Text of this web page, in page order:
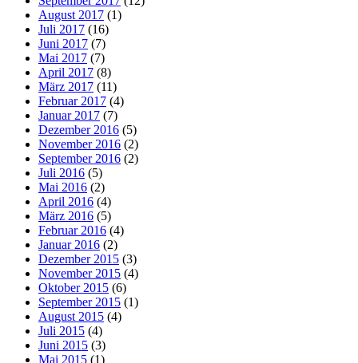
August 2017 (1)
Juli 2017 (16)
Juni 2017 (7)
Mai 2017 (7)
April 2017 (8)
März 2017 (11)
Februar 2017 (4)
Januar 2017 (7)
Dezember 2016 (5)
November 2016 (2)
September 2016 (2)
Juli 2016 (5)
Mai 2016 (2)
April 2016 (4)
März 2016 (5)
Februar 2016 (4)
Januar 2016 (2)
Dezember 2015 (3)
November 2015 (4)
Oktober 2015 (6)
September 2015 (1)
August 2015 (4)
Juli 2015 (4)
Juni 2015 (3)
Mai 2015 (1)